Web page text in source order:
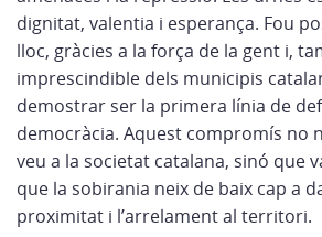
dignitat, valentia i esperança. Fou
lloc, gràcies a la força de la gent i,
imprescindible dels municipis
demostrar ser la primera línia de
democràcia. Aquest compromís no
veu a la societat catalana, sinó que
que la sobirania neix de baix cap a
proximitat i l’arrelament al territori.